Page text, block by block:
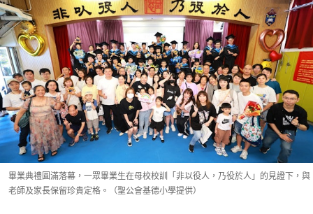
畢業典禮圓滿落幕，一眾畢業生在母校校訓「非以役人，乃役於人」的見證下，與
老師及家長保留珍貴定格。（聖公會基德小學提供）